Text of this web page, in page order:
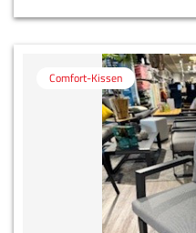
Comfort-Kissen